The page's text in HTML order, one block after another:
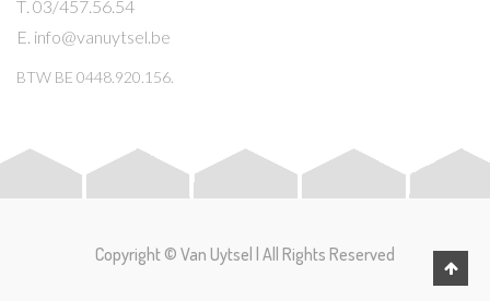
T . 03/457.56.54
E info@vanuytsel.be
BTW BE 0448.920.156.
Copyright © Van Uytsel | All Rights Reserved